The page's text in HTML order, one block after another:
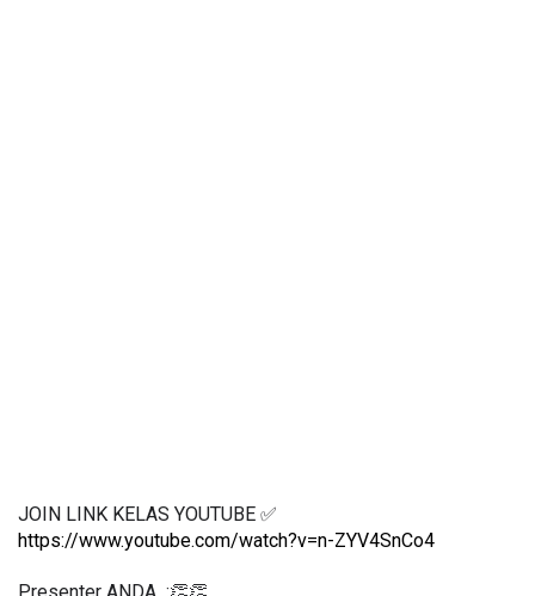
JOIN LINK KELAS YOUTUBE ✅
https://www.youtube.com/watch?v=n-ZYV4SnCo4